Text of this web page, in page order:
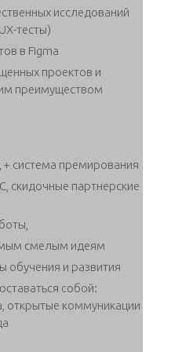
исследований
тесты)
в Figma
проектов и
преимуществом
система премирования
скидочные партнерские
смелым идеям
обучения и развития
собой:
коммуникации